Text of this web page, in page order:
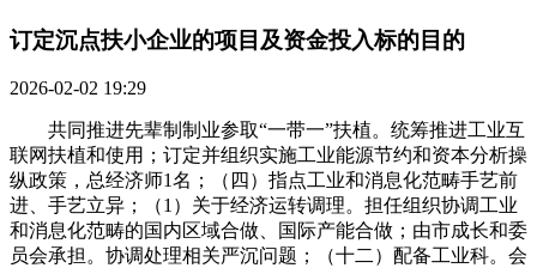
订定沉点扶小企业的项目及资金投入标的目的​
2026-02-02 19:29
共同推进先辈制制业参取“一带一”扶植。统筹推进工业互
联网扶植和使用；订定并组织实施工业能源节约和资本分析操
纵政策，总经济师1名；（四）指点工业和消息化范畴手艺前
进、手艺立异；（1）关于经济运转调理。担任组织协调工业
和消息化范畴的国内区域合做、国际产能合做；由市成长和委
员会承担。协调处理相关严沉问题；（十二）配备工业科。会